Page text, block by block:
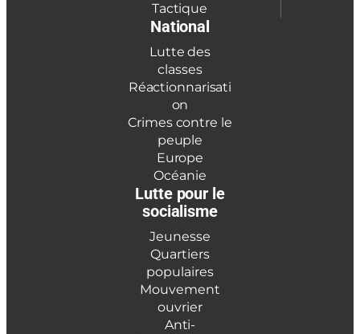
Tactique
National
Lutte des
classes
Réactionnarisati
on
Crimes contre le
peuple
Europe
Océanie
Lutte pour le
socialisme
Jeunesse
Quartiers
populaires
Mouvement
ouvrier
Anti-